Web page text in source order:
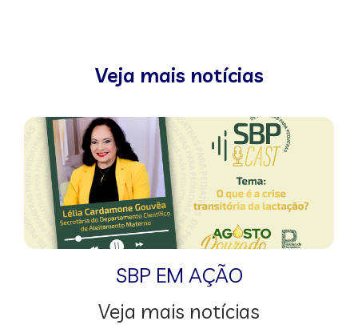
Veja mais notícias
SBP EM AÇÃO
Veja mais notícias